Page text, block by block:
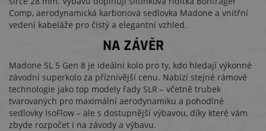
Comp, aerodynamická karbonová sedlovka Madone a vnitřní
vedení kabeláže pro čistý a elegantní vzhled.
NA ZÁVĚR
Madone SL 5 Gen 8 je ideální kolo pro ty, kdo hledají výkonné
závodní superkolo za příznivější cenu. Nabízí stejné rámové
technologie jako top modely řady SLR – včetně trubek
tvarovaných pro maximální aerodynamiku a pohodlné
sedlovky IsoFlow – ale s dostupnější výbavou, díky které vám
zbyde rozpočet i na závody a výbavu.